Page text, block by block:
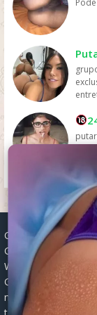
Grupos WhatsApp,
Grupos de compra
WhatsApp 2025,
Grupos ativos
negócios, Links
temáticos